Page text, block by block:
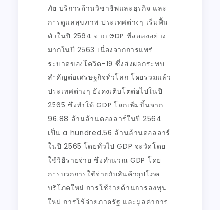
ภัย บริการด้านวิชาชีพและธุรกิจ และ
การดูแลสุขภาพ ประเทศต่างๆ เริ่มฟื้น
ตัวในปี 2564 จาก GDP ที่ลดลงอย่าง
มากในปี 2563 เนื่องจากการแพร่
ระบาดของโควิด-19 ซึ่งส่งผลกระทบ
สำคัญต่อเศรษฐกิจทั่วโลก โดยรวมแล้ว
ประเทศต่างๆ ยังคงเติบโตต่อไปในปี
2565 ซึ่งทำให้ GDP โลกเพิ่มขึ้นจาก
96.88 ล้านล้านดอลลาร์ในปี 2564
เป็น a hundred.56 ล้านล้านดอลลาร์
ในปี 2565 โดยทั่วไป GDP จะวัดโดย
ใช้วิธีรายจ่าย ซึ่งคำนวณ GDP โดย
การบวกการใช้จ่ายกับสินค้าอุปโภค
บริโภคใหม่ การใช้จ่ายด้านการลงทุน
ใหม่ การใช้จ่ายภาครัฐ และมูลค่าการ